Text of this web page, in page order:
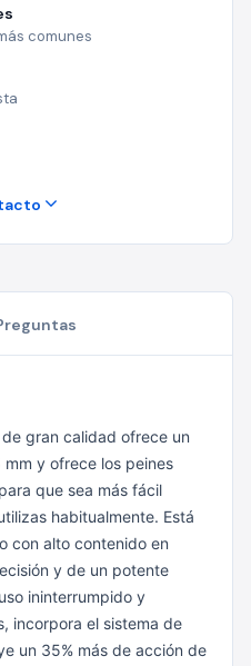
comunes
gran calidad ofrece un
y ofrece los peines
que sea más fácil
habitualmente. Está
con alto contenido en
y de un potente
ininterrumpido y
incorpora el sistema de
un 35% más de acción de